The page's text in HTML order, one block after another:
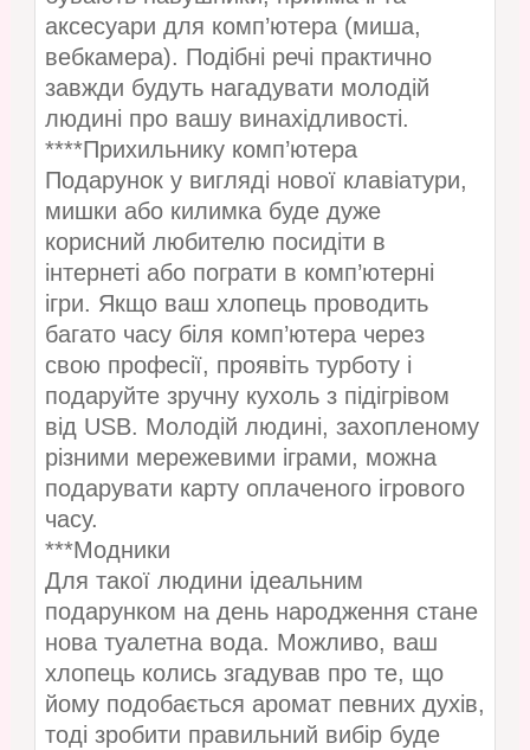
аксесуари для комп’ютера (миша,
вебкамера). Подібні речі практично
завжди будуть нагадувати молодій
людині про вашу винахідливості.
****Прихильнику комп’ютера
Подарунок у вигляді нової клавіатури,
мишки або килимка буде дуже
корисний любителю посидіти в
інтернеті або пограти в комп’ютерні
ігри. Якщо ваш хлопець проводить
багато часу біля комп’ютера через
свою професії, проявіть турботу і
подаруйте зручну кухоль з підігрівом
від USB. Молодій людині, захопленому
різними мережевими іграми, можна
подарувати карту оплаченого ігрового
часу.
***Модники
Для такої людини ідеальним
подарунком на день народження стане
нова туалетна вода. Можливо, ваш
хлопець колись згадував про те, що
йому подобається аромат певних духів,
тоді зробити правильний вибір буде